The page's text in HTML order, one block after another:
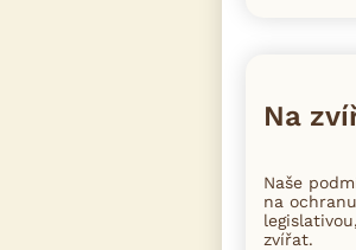
Na
Naše
na
zvířat.